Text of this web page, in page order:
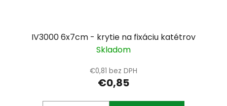
IV3000 6x7cm - krytie na fixáciu katétrov
Skladom
€0,81 bez DPH
€0,85